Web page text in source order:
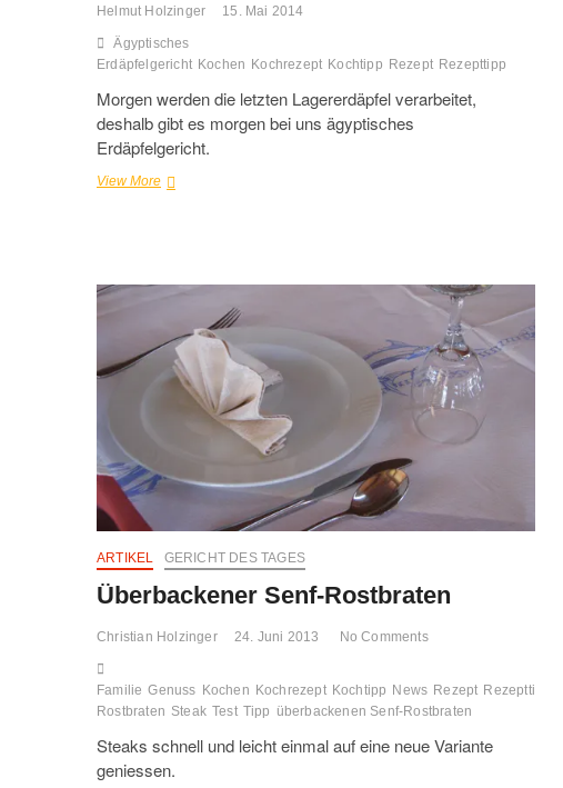
Helmut Holzinger 15. Mai 2014
Ägyptisches
Erdäpfelgericht Kochen Kochrezept Kochtipp Rezept Rezepttipp
Morgen werden die letzten Lagererdäpfel verarbeitet,
deshalb gibt es morgen bei uns ägyptisches
Erdäpfelgericht.
View MoreÄgyptisches
ARTIKEL GERICHT DES TAGES
Überbackener Senf-Rostbraten
Christian Holzinger 24. Juni 2013 No Comments
Familie Genuss Kochen Kochrezept Kochtipp News Rezept Rezepttipp
Rostbraten Steak Test Tipp überbackenen Senf-Rostbraten
Steaks schnell und leicht einmal auf eine neue Variante
geniessen.